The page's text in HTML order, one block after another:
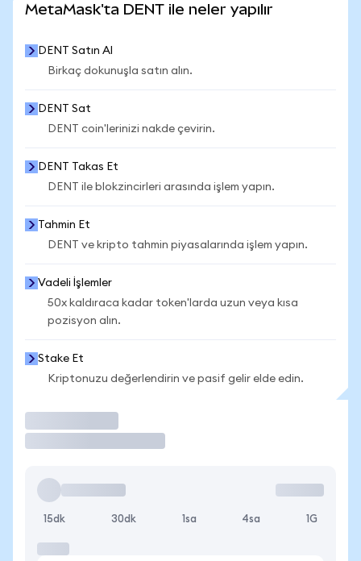
MetaMask'ta DENT ile neler yapılır
DENT Satın Al
Birkaç dokunuşla satın alın.
DENT Sat
DENT coin'lerinizi nakde çevirin.
DENT Takas Et
DENT ile blokzincirleri arasında işlem yapın.
Tahmin Et
DENT ve kripto tahmin piyasalarında işlem yapın.
Vadeli İşlemler
50x kaldıraca kadar token'larda uzun veya kısa
pozisyon alın.
Stake Et
Kriptonuzu değerlendirin ve pasif gelir elde edin.
15dk 30dk 1sa 4sa 1G